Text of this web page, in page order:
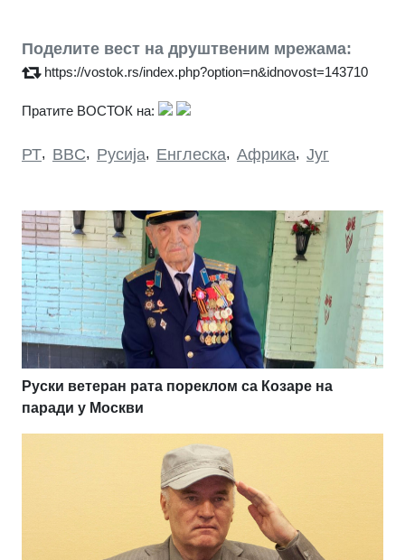
Поделите вест на друштвеним мрежама:
https://vostok.rs/index.php?option=n&idnovost=143710
Пратите ВОСТОК на:
РТ, BBC, Русија, Енглеска, Африка, Југ
Руски ветеран рата пореклом са Козаре на
паради у Москви